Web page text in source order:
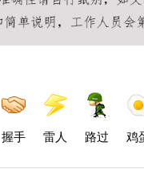
握手 雷人 路过 鸡